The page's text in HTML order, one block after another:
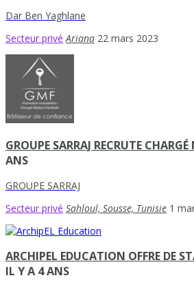
Dar Ben Yaghlane
Secteur privé Ariana 22 mars 2023
GROUPE SARRAJ RECRUTE
ANS
GROUPE SARRAJ
Secteur privé Sahloul, Sousse, Tunisie 1
ARCHIPEL EDUCATION OFFRE DE
IL Y A 4 ANS